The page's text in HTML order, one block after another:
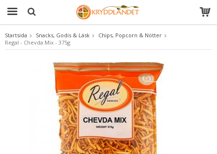
Produkten har blivit tillagd i varukorgen
Startsida Snacks, Godis & Läsk
Chips, Popcorn & Nötter
Regal - Chevda Mix - 375g